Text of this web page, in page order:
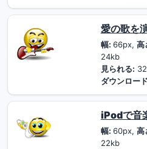
愛の歌を
幅: 66px, 高
24kb
見られる:
ダウンロー
iPodで音
幅: 60px, 高
22kb